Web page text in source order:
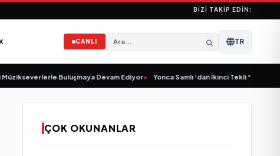
BIZI TAKIP EDIN:
CANLI TR
Buluşmaya Devam Ediyor• Yonca Samlı ‘dan İkinci Tekli
ÇOK OKUNANLAR